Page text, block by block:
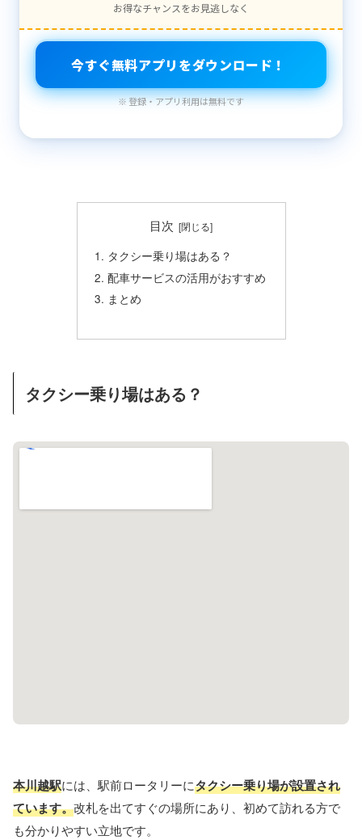
お得なチャンスをお見逃しなく
今すぐ無料アプリをダウンロード！
※ 登録・アプリ利用は無料です
目次
タクシー乗り場はある？
配車サービスの活用がおすすめ
まとめ
タクシー乗り場はある？
本川越駅には、駅前ロータリーにタクシー乗り場が設置され
ています。改札を出てすぐの場所にあり、初めて訪れる方で
も分かりやすい立地です。